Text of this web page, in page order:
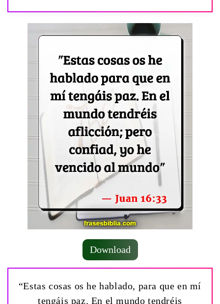
Download
“Estas cosas os he hablado, para que en mí
tengáis paz. En el mundo tendréis